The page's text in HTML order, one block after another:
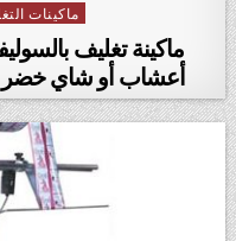
Posted in
ماكينات
ماكينة تغليف
أعشاب أو شاي خضر